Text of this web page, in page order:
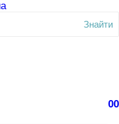
Знайти
00